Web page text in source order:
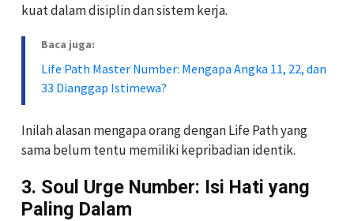
kuat dalam disiplin dan sistem kerja.
Baca juga:
Life Path Master Number: Mengapa Angka 11, 22, dan
33 Dianggap Istimewa?
Inilah alasan mengapa orang dengan Life Path yang
sama belum tentu memiliki kepribadian identik.
3. Soul Urge Number: Isi Hati yang
Paling Dalam